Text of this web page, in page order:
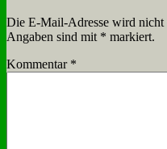
Die E-Mail-Adresse wird nicht
Angaben sind mit * markiert.
Kommentar *